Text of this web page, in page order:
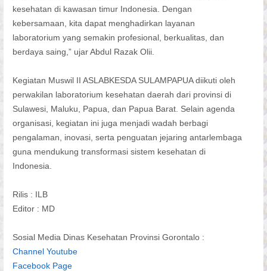
kesehatan di kawasan timur Indonesia. Dengan
kebersamaan, kita dapat menghadirkan layanan
laboratorium yang semakin profesional, berkualitas, dan
berdaya saing,” ujar Abdul Razak Olii.
Kegiatan Muswil II ASLABKESDA SULAMPAPUA diikuti oleh
perwakilan laboratorium kesehatan daerah dari provinsi di
Sulawesi, Maluku, Papua, dan Papua Barat. Selain agenda
organisasi, kegiatan ini juga menjadi wadah berbagi
pengalaman, inovasi, serta penguatan jejaring antarlembaga
guna mendukung transformasi sistem kesehatan di
Indonesia.
Rilis : ILB
Editor : MD
Sosial Media Dinas Kesehatan Provinsi Gorontalo :
Channel Youtube
Facebook Page